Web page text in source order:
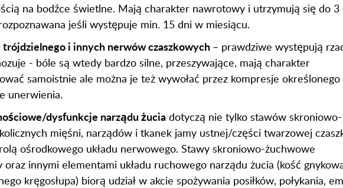
na bodźce świetlne. Mają charakter nawrotowy i utrzymują się do 3
jeśli występuje min. 15 dni w miesiącu.
i innych nerwów czaszkowych – prawdziwe występują
- bóle są wtedy bardzo silne, przeszywające, mają charakter
samoistnie ale można je też wywołać przez kompresje określonego
unerwienia.
dysfunkcje narządu żucia dotyczą nie tylko stawów skroniowo-
mięśni, narządów i tkanek jamy ustnej/części twarzowej
ośrodkowego układu nerwowego. Stawy skroniowo-żuchwowe
oraz innymi elementami układu ruchowego narządu żucia (kość
kręgosłupa) biorą udział w akcie spożywania posiłków, połykania,